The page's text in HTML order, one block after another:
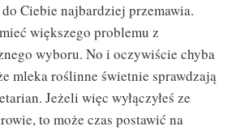
Ciebie najbardziej przemawia.
większego problemu z
wyboru. No i oczywiście chyba
mleka roślinne świetnie sprawdzają
Jeżeli więc wyłączyłeś ze
to może czas postawić na